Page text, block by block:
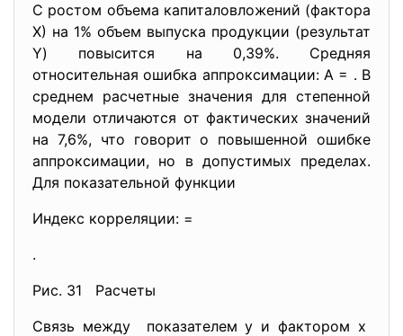
С ростом объема капиталовложений (фактора
Х) на 1% объем выпуска продукции (результат
Y) повысится на 0,39%. Средняя
относительная ошибка аппроксимации: A = . В
среднем расчетные значения для степенной
модели отличаются от фактических значений
на 7,6%, что говорит о повышенной ошибке
аппроксимации, но в допустимых пределах.
Для показательной функции
Индекс корреляции: =
.
Рис. 31 Расчеты
Связь между показателем у и фактором х